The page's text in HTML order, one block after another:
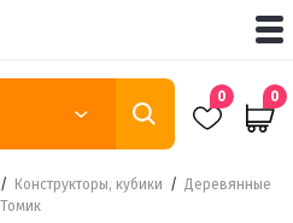
0 0
/ Конструкторы, кубики / Деревянные